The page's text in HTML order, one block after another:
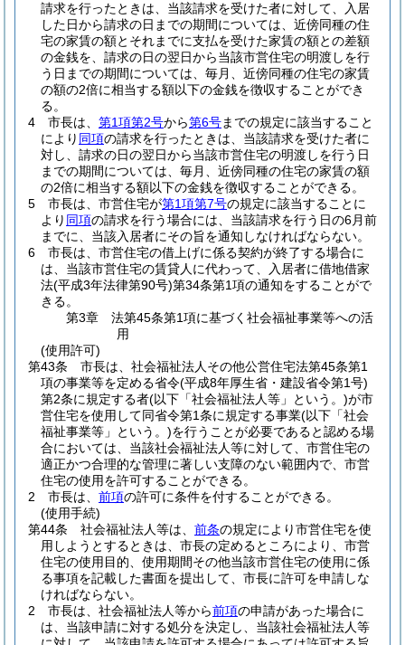
請求を行ったときは、当該請求を受けた者に対して、入居
した日から請求の日までの期間については、近傍同種の住
宅の家賃の額とそれまでに支払を受けた家賃の額との差額
の金銭を、請求の日の翌日から当該市営住宅の明渡しを行
う日までの期間については、毎月、近傍同種の住宅の家賃
の額の2倍に相当する額以下の金銭を徴収することができ
る。
4
市長は、 第1項第2号から第6号までの規定に該当すること
により 同項の請求を行ったときは、当該請求を受けた者に
対し、請求の日の翌日から当該市営住宅の明渡しを行う日
までの期間については、毎月、近傍同種の住宅の家賃の額
の2倍に相当する額以下の金銭を徴収することができる。
5
市長は、市営住宅が第1項第7号の規定に該当することに
より 同項の請求を行う場合には、当該請求を行う日の6月前
までに、当該入居者にその旨を通知しなければならない。
6
市長は、市営住宅の借上げに係る契約が終了する場合に
は、当該市営住宅の賃貸人に代わって、入居者に借地借家
法(平成3年法律第90号)第34条第1項の通知をすることがで
きる。
第3章
法第45条第1項に基づく社会福祉事業等への活
用
(使用許可)
第43条
市長は、社会福祉法人その他公営住宅法第45条第1
項の事業等を定める省令(平成8年厚生省・建設省令第1号)
第2条に規定する者(以下「社会福祉法人等」という。)が市
営住宅を使用して同省令第1条に規定する事業(以下「社会
福祉事業等」という。)を行うことが必要であると認める場
合においては、当該社会福祉法人等に対して、市営住宅の
適正かつ合理的な管理に著しい支障のない範囲内で、市営
住宅の使用を許可することができる。
2
市長は、 前項の許可に条件を付することができる。
(使用手続)
第44条
社会福祉法人等は、 前条の規定により市営住宅を使
用しようとするときは、市長の定めるところにより、市営
住宅の使用目的、使用期間その他当該市営住宅の使用に係
る事項を記載した書面を提出して、市長に許可を申請しな
ければならない。
2
市長は、社会福祉法人等から前項の申請があった場合に
は、当該申請に対する処分を決定し、当該社会福祉法人等